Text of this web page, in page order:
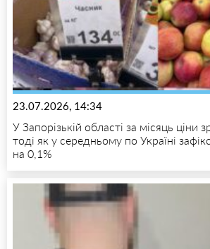
23.07.2026, 14:34
У Запорізькій області за місяць ціни
тоді як у середньому по Україні
на 0,1%